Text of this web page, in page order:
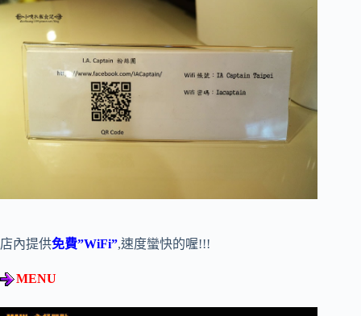
店內提供免費”WiFi”,速度蠻快的喔!!!
MENU